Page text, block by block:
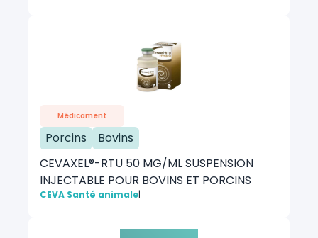
Médicament
Porcins
Bovins
CEVAXEL®-RTU 50 MG/ML SUSPENSION
INJECTABLE POUR BOVINS ET PORCINS
CEVA Santé animale|